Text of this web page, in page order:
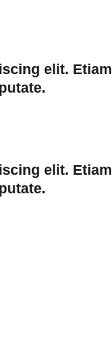
elit. Etiam
elit. Etiam